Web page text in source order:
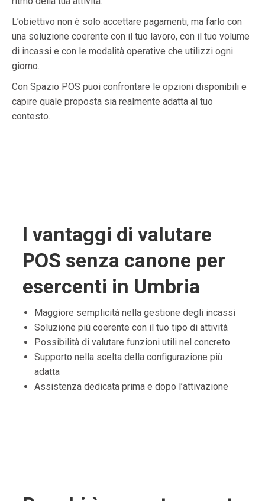
L’obiettivo non è solo accettare pagamenti, ma farlo con
una soluzione coerente con il tuo lavoro, con il tuo volume
di incassi e con le modalità operative che utilizzi ogni
giorno.
Con Spazio POS puoi confrontare le opzioni disponibili e
capire quale proposta sia realmente adatta al tuo
contesto.
I vantaggi di valutare
POS senza canone per
esercenti in Umbria
Maggiore semplicità nella gestione degli incassi
Soluzione più coerente con il tuo tipo di attività
Possibilità di valutare funzioni utili nel concreto
Supporto nella scelta della configurazione più
adatta
Assistenza dedicata prima e dopo l’attivazione